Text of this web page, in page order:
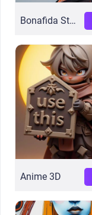
Bonafida Studio
Anime 3D